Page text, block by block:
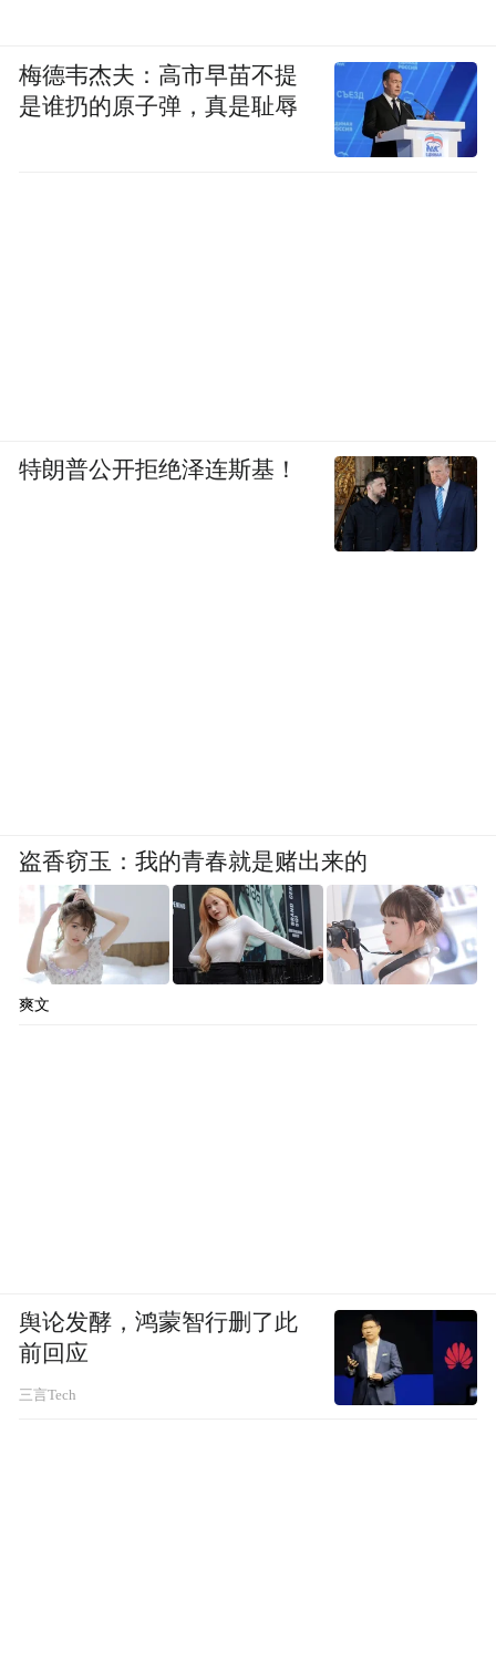
梅德韦杰夫：高市早苗不提
是谁扔的原子弹，真是耻辱
特朗普公开拒绝泽连斯基！
盗香窃玉：我的青春就是赌出来的
爽文
舆论发酵，鸿蒙智行删了此
前回应
三言Tech